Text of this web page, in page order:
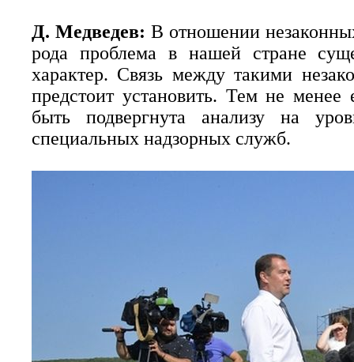
Д. Медведев: В отношении
рода проблема в нашей стране
характер. Связь между такими
предстоит установить. Тем не менее
быть подвергнута анализу на
специальных надзорных служб.